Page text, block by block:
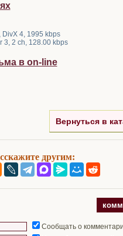
4, 1995 kbps
3, 2 ch, 128.00 kbps
в on-line
Вернуться в
другим:
Сообщать о